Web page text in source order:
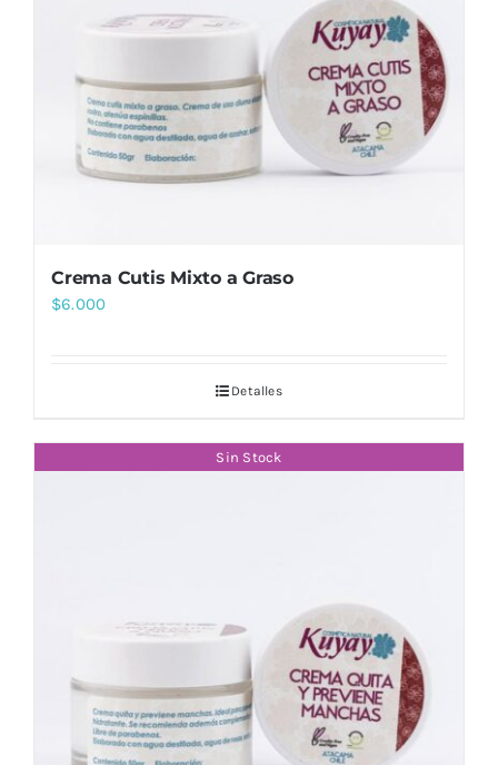
Crema Cutis Mixto a Graso
$6.000
Detalles
Sin Stock